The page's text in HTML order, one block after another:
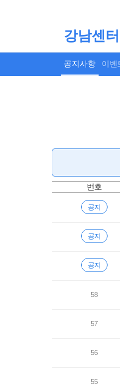
강남센터
공지사항 이벤
번호
공지
공지
공지
58
57
56
55